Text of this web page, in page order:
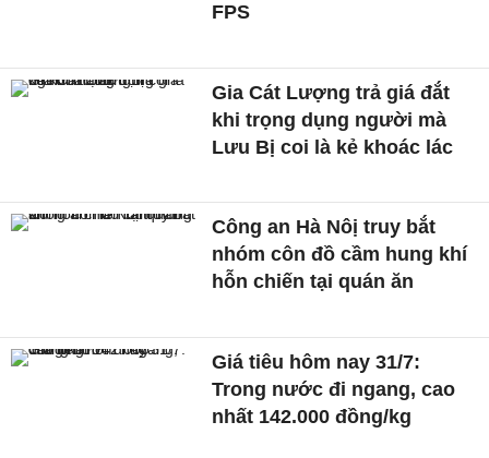
FPS
Gia Cát Lượng trả giá đắt
khi trọng dụng người mà
Lưu Bị coi là kẻ khoác lác
Công an Hà Nôị truy bắt
nhóm côn đồ cầm hung khí
hỗn chiến tại quán ăn
Giá tiêu hôm nay 31/7:
Trong nước đi ngang, cao
nhất 142.000 đồng/kg